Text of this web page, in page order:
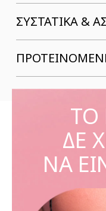
ΣΥΣΤΑΤΙΚΆ &
ΤΟ
ΔΕ
ΝΑ